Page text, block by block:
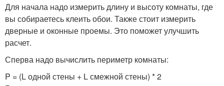
Для начала надо измерить длину и высоту комнаты, где
вы собираетесь клеить обои. Также стоит измерить
дверные и оконные проемы. Это поможет улучшить
расчет.
Сперва надо вычислить периметр комнаты:
P = (L одной стены + L смежной стены) * 2